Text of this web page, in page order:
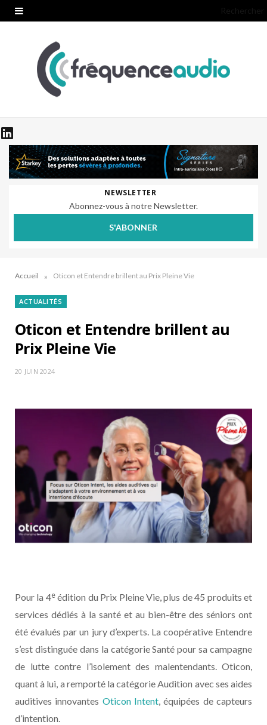
NEWSLETTER
Abonnez-vous à notre Newsletter.
S'ABONNER
Accueil » Oticon et Entendre brillent au Prix Pleine Vie
ACTUALITÉS
Oticon et Entendre brillent au
Prix Pleine Vie
20 JUIN 2024
Pour la 4eédition du Prix Pleine Vie, plus de 45 produits et
services dédiés à la santé et au bien-être des séniors ont
été évalués par un jury d’experts. La coopérative Entendre
s’est distinguée dans la catégorie Santé pour sa campagne
de lutte contre l’isolement des malentendants. Oticon,
quant à lui, a remporté la catégorie Audition avec ses aides
auditives innovantes Oticon Intent, équipées de capteurs
d’intention.